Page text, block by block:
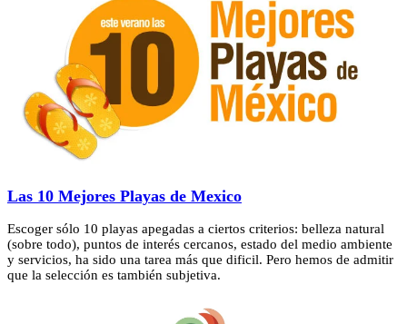
Las 10 Mejores Playas de Mexico
Escoger sólo 10 playas apegadas a ciertos criterios: belleza natural
(sobre todo), puntos de interés cercanos, estado del medio ambiente
y servicios, ha sido una tarea más que dificil. Pero hemos de admitir
que la selección es también subjetiva.